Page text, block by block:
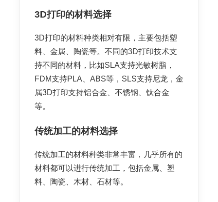
3D打印的材料选择
3D打印的材料种类相对有限，主要包括塑
料、金属、陶瓷等。不同的3D打印技术支
持不同的材料，比如SLA支持光敏树脂，
FDM支持PLA、ABS等，SLS支持尼龙，金
属3D打印支持铝合金、不锈钢、钛合金
等。
传统加工的材料选择
传统加工的材料种类非常丰富，几乎所有的
材料都可以进行传统加工，包括金属、塑
料、陶瓷、木材、石材等。